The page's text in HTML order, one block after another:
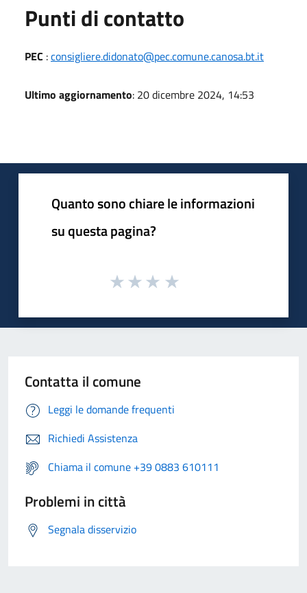
Punti di contatto
PEC :consigliere.didonato@pec.comune.canosa.bt.it
Ultimo aggiornamento: 20 dicembre 2024, 14:53
Quanto sono chiare le informazioni
su questa pagina?
Contatta il comune
Leggi le domande frequenti
Richiedi Assistenza
Chiama il comune +39 0883 610111
Problemi in città
Segnala disservizio